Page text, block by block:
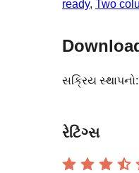
ready, Two
સક્રિય સ્થાપનો:
રેટિંગ્સ